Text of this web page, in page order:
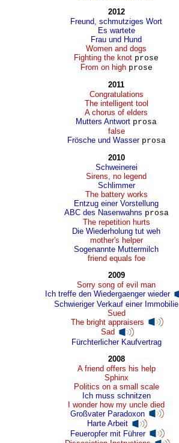
2012
Freund, schmutziges Wort
Es wartete
Frau und Hund
Women and dogs
Fighting the knot prose
From on high prose
2011
Congratulations
The intelligent tool
A chorus of elders
Mutters Antwort prosa
false
Frösche und Wasser prosa
2010
Schweinerei
Sirens, no legend
Schlimmer
The battery works
Entzug einer Vorstellung
ABC des Nasenwahns prosa
The repetition hurts
Die Wiederholung tut weh
mother's helper
Sogenannte Muttermilch
friend equals foe
2009
Sorry song of evil man
Ich treffe den Wiedergaenger wieder
Schwieriger Verkauf einer Immobilie
Sued
The bright appraisers
Sad
Fürchterlicher Kaufvertrag
2008
A friend offers his help
Sphinx
Politics on a small scale
Ich muss schnitzen
I wonder how my uncle died
Großvater Paradoxon
Harte Arbeit
Feueropfer mit Führer